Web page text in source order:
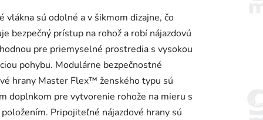
vlákna sú odolné a v šikmom dizajne, čo
bezpečný prístup na rohož a robí nájazdovú
pre priemyselné prostredia s vysokou
pohybu. Modulárne bezpečnostné
hrany Master Flex™ ženského typu sú
doplnkom pre vytvorenie rohože na mieru s
Pripojiteľné nájazdové hrany sú